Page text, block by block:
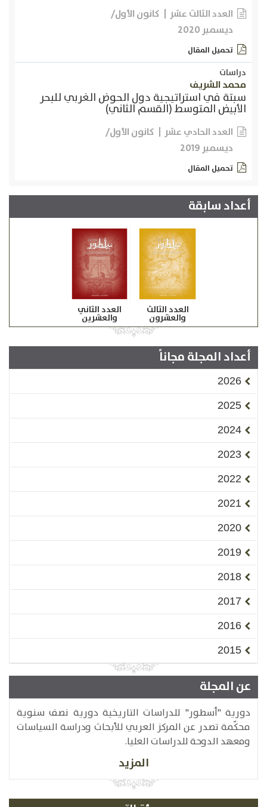
العدد الثالث عشر
كانون الأول/
ديسمبر 2020
تحميل المقال
دراسات
محمد الشريف
سبتة في استراتيجية دول الحوض الغربي للبحر
الأبيض المتوسط (القسم الثاني)
العدد الحادي عشر
كانون الأول/
ديسمبر 2019
تحميل المقال
أعداد سابقة
العدد الثالث
والعشرون
العدد الثاني
والعشرين
أعداد المجلة مجاناً
2026
2025
2024
2023
2022
2021
2020
2019
2018
2017
2016
2015
عن المجلة
دورية "أسطور" للدراسات التاريخية دورية نصف سنوية
محكّمة تصدر عن المركز العربي للأبحاث ودراسة السياسات
ومعهد الدوحة للدراسات العليا.
المزيد